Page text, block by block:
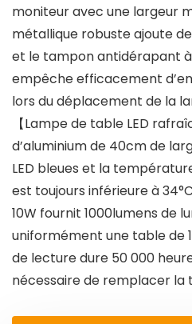
moniteur avec une largeur
métallique robuste ajoute
et le tampon antidérapant
empêche efficacement
lors du déplacement de la
【Lampe de table LED
d’aluminium de 40cm de
LED bleues et la
est toujours inférieure à
10W fournit 1000lumens de
uniformément une table de
de lecture dure 50 000
nécessaire de remplacer la